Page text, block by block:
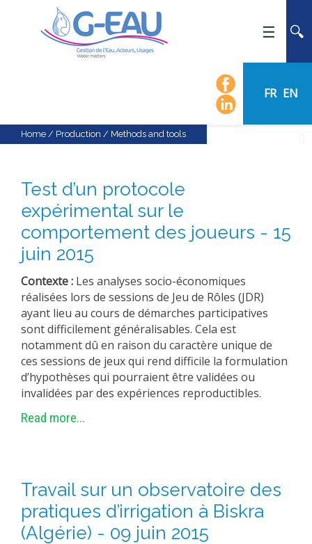
FR EN
NEWS
FLOW CHART
STAFF
SCIENTIFIC FIELDS
RESEARCH
EXPERIMENTAL PLATFORMS
GEOGRAPHIC LOCATIONS
CURRENT PROJECTS
COMPLETED PROJECTS
UMR NETWORKS
ENGINEERING
EDUCATION AND TRAINING
Home / Production / Methods and tools
Test d’un protocole
expérimental sur le
comportement des joueurs - 15
juin 2015
Contexte : Les analyses socio-économiques
réalisées lors de sessions de Jeu de Rôles (JDR)
ayant lieu au cours de démarches participatives
sont difficilement généralisables. Cela est
notamment dû en raison du caractère unique de
ces sessions de jeux qui rend difficile la formulation
d’hypothèses qui pourraient être validées ou
invalidées par des expériences reproductibles.
Read more...
Travail sur un observatoire des
pratiques d’irrigation à Biskra
(Algérie) - 09 juin 2015